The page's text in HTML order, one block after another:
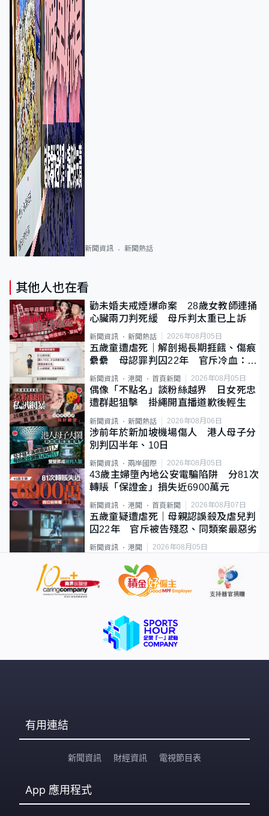
新聞資訊 新聞熱話
其他人也在看
勸未婚夫戒煙爆命案 28歲女教師連捅
心臟兩刀判死緩 母斥判太重已上訴
新聞資訊 新聞熱話 2026年08月05日
五歲童遭虐死｜解剖揭長期捱餓、傷痕
纍纍 母認罪判囚22年 官斥冷血：同
類案最惡劣
新聞資訊 港聞 首頁新聞 2026年08月05日
偶像「不點名」談粉絲越界 日女死忠
遭群起狙擊 掛繩開直播道歉後輕生
新聞資訊 新聞熱話 2026年08月06日
涉前年於新加坡機場傷人 港人母子分
別判囚半年、10日
新聞資訊 兩岸國際 2026年08月05日
43歲主婦墮內地公安電騙陷阱 分81次
轉賬「保證金」損失近6900萬元
新聞資訊 港聞 首頁新聞 2026年08月07日
五歲童疑遭虐死｜母親認誤殺及虐兒判
囚22年 官斥被告殘忍、同類案最惡劣
新聞資訊 港聞 2026年08月05日
有用連結
新聞資訊 財經資訊 電視節目表
App 應用程式